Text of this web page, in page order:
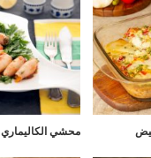
محشي الكاليماري